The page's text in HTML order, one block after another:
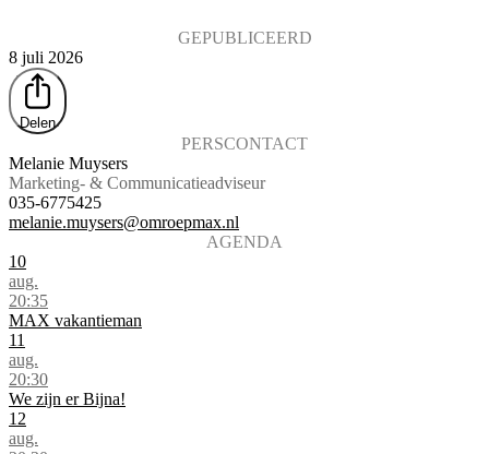
GEPUBLICEERD
8 juli 2026
Delen
PERSCONTACT
Melanie Muysers
Marketing- & Communicatieadviseur
035-6775425
melanie.muysers@omroepmax.nl
AGENDA
10
aug.
20:35
MAX vakantieman
11
aug.
20:30
We zijn er Bijna!
12
aug.